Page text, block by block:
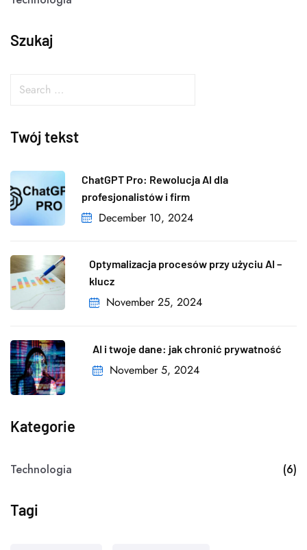
Szukaj
Twój tekst
ChatGPT Pro: Rewolucja AI dla
profesjonalistów i firm
December 10, 2024
Optymalizacja procesów przy użyciu AI –
klucz
November 25, 2024
AI i twoje dane: jak chronić prywatność
November 5, 2024
Kategorie
Technologia (6)
Tagi